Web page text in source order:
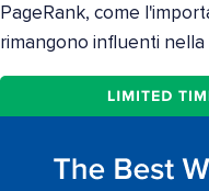
PageRank, come
rimangono influenti nella